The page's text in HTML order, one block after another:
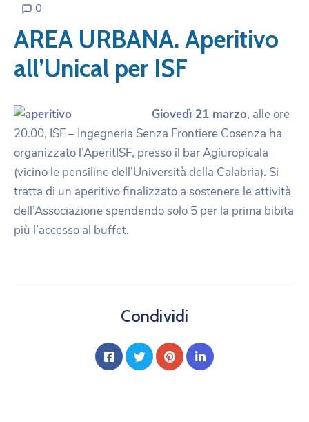
0
AREA URBANA. Aperitivo
all’Unical per ISF
Giovedì 21 marzo, alle ore
20.00, ISF – Ingegneria Senza Frontiere Cosenza ha
organizzato l’AperitISF, presso il bar Agiuropicala
(vicino le pensiline dell’Università della Calabria). Si
tratta di un aperitivo finalizzato a sostenere le attività
dell’Associazione spendendo solo 5 per la prima bibita
più l’accesso al buffet.
Condividi